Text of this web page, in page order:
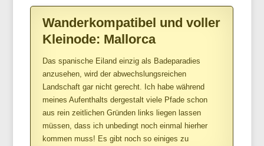
Wanderkompatibel und voller
Kleinode: Mallorca
Das spanische Eiland einzig als Badeparadies
anzusehen, wird der abwechslungsreichen
Landschaft gar nicht gerecht. Ich habe während
meines Aufenthalts dergestalt viele Pfade schon
aus rein zeitlichen Gründen links liegen lassen
müssen, dass ich unbedingt noch einmal hierher
kommen muss! Es gibt noch so einiges zu